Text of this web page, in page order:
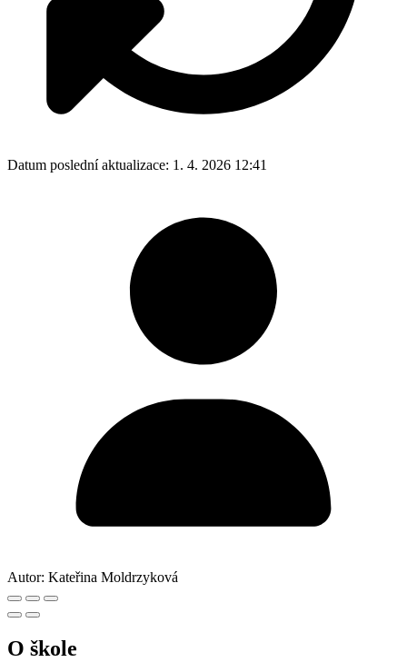
Datum poslední aktualizace: 1. 4. 2026 12:41
Autor: Kateřina Moldrzyková
O škole